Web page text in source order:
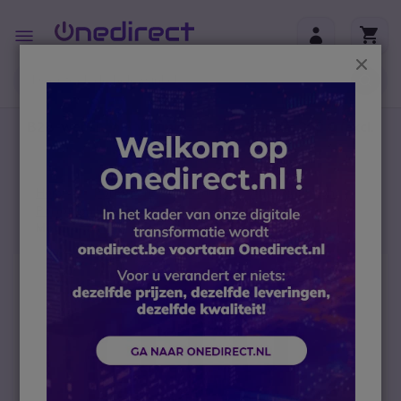
Toggle
Nav
btw)
Portofoons
Vergunningsvrije portofoon
Portofoon Bundels
Motorola TLKR T92 H₂O Walkie Talkie - 6-Pack